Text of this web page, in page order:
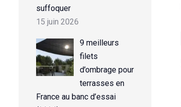
suffoquer
15 juin 2026
9 meilleurs
filets
d’ombrage pour
terrasses en
France au banc d’essai